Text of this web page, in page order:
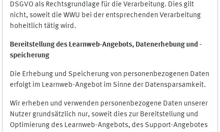
DSGVO als Rechtsgrundlage für die Verarbeitung. Dies gilt
nicht, soweit die WWU bei der entsprechenden Verarbeitung
hoheitlich tätig wird.
Bereitstellung des Learnweb-Angebots, Datenerhebung und -
speicherung
Die Erhebung und Speicherung von personenbezogenen Daten
erfolgt im Learnweb-Angebot im Sinne der Datensparsamkeit.
Wir erheben und verwenden personenbezogene Daten unserer
Nutzer grundsätzlich nur, soweit dies zur Bereitstellung und
Optimierung des Learnweb-Angebots, des Support-Angebotes